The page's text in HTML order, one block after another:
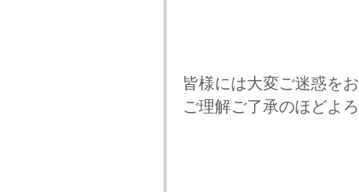
皆様には大変ご迷惑を
ご理解ご了承のほどよ